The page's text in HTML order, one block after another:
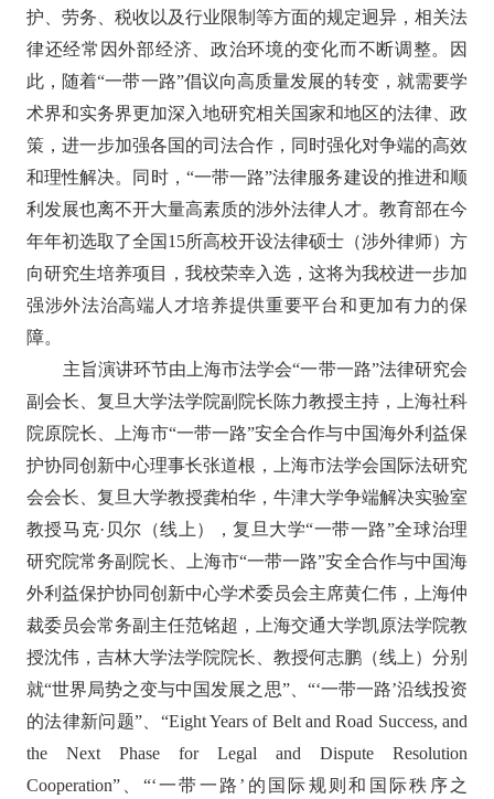
护、劳务、税收以及行业限制等方面的规定迥异，相关法
律还经常因外部经济、政治环境的变化而不断调整。因
此，随着“一带一路”倡议向高质量发展的转变，就需要学
术界和实务界更加深入地研究相关国家和地区的法律、政
策，进一步加强各国的司法合作，同时强化对争端的高效
和理性解决。同时，“一带一路”法律服务建设的推进和顺
利发展也离不开大量高素质的涉外法律人才。教育部在今
年年初选取了全国 15所高校开设法律硕士（涉外律师）方
向研究生培养项目，我校荣幸入选，这将为我校进一步加
强涉外法治高端人才培养提供重要平台和更加有力的保
障。
主旨演讲环节由上海市法学会“一带一路”法律研究会
副会长、复旦大学法学院副院长陈力教授主持，上海社科
院原院长、上海市“一带一路”安全合作与中国海外利益保
护协同创新中心理事长张道根，上海市法学会国际法研究
会会长、复旦大学教授龚柏华，牛津大学争端解决实验室
教授马克·贝尔（线上），复旦大学“一带一路”全球治理
研究院常务副院长、上海市“一带一路”安全合作与中国海
外利益保护协同创新中心学术委员会主席黄仁伟，上海仲
裁委员会常务副主任范铭超，上海交通大学凯原法学院教
授沈伟，吉林大学法学院院长、教授何志鹏（线上）分别
就“世界局势之变与中国发展之思”、“‘一带一路’沿线投资
的法律新问题”、“Eight Years of Belt and Road Success, and
the Next Phase for Legal and Dispute Resolution
Cooperation”、“‘一带一路’的国际规则和国际秩序之